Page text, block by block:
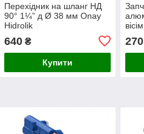
Перехідник на шланг НД
90° 1¼” д Ø 38 мм Onay
Hidrolik
640₴
Купити
270